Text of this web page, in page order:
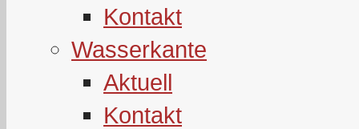
Kontakt
Wasserkante
Aktuell
Kontakt